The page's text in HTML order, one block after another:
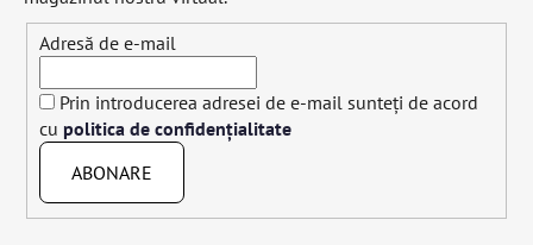
Adresă de e-mail
Prin introducerea adresei de e-mail sunteți de acord
cu politica de confidențialitate
ABONARE